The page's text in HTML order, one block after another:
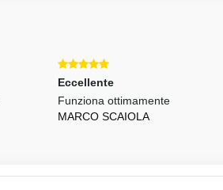
Eccellente
Funziona ottimamente
MARCO SCAIOLA